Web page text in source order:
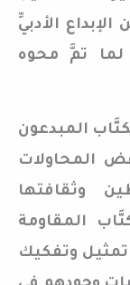
الأدبيِّ
لما تمَّ محوه
المبدعون
المحاولات
وثقافتها
نظر كتَّاب المقاومة
وتفكيك